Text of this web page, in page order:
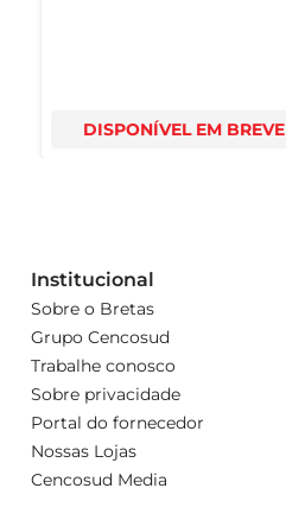
DISPONÍVEL EM BREVE
Institucional
Sobre o Bretas
Grupo Cencosud
Trabalhe conosco
Sobre privacidade
Portal do fornecedor
Nossas Lojas
Cencosud Media